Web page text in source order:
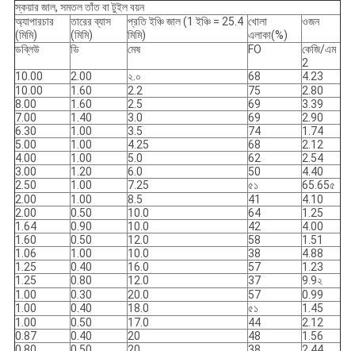
স্কয়ার জাল, সমতল তাঁত বা টুইল বয়ন
অ্যাপারচার
(মিমি)
তারের ব্যাস
(মিমি)
প্রতি ইঞ্চি জাল (1 ইঞ্চি = 25.4
মিমি)
খোলা
এলাকা(%)
ওজন
ডব্লিউ ডি মেষ FO
কেজি/এম
2
10.00
2.00 ২.০ 68
4.23
10.00
1.60 2.2 75
2.80
8.00
1.60 2.5 69
3.39
7.00
1.40 3.0 69
2.90
6.30
1.00 3.5 74
1.74
5.00
1.00 4.25 68
2.12
4.00
1.00 5.0 62
2.54
3.00
1.20 6.0 50
4.40
2.50
1.00 7.25 ৫১
65.65৫
2.00
1.00 8.5 41
4.10
2.00
0.50 10.0 64
1.25
1.64
0.90 10.0 42
4.00
1.60
0.50 12.0 58
1.51
1.06
1.00 10.0 38
4.88
1.25
0.40 16.0 57
1.23
1.25
0.80 12.0 37
9.9২
1.00
0.30 20.0 57
0.99
1.00
0.40 18.0 ৫১
1.45
1.00
0.50 17.0 44
2.12
0.87
0.40 20 48
1.56